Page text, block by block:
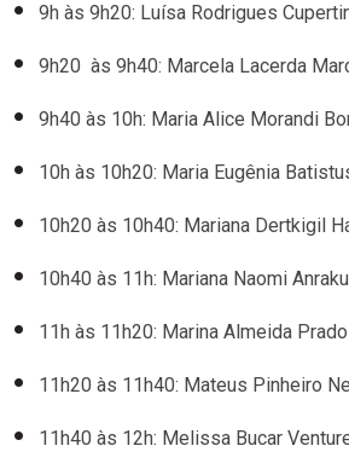
9h às 9h20: Luísa Rodrigues
9h20 às 9h40: Marcela Lacerda
9h40 às 10h: Maria Alice Morandi
10h às 10h20: Maria Eugênia
10h20 às 10h40: Mariana Dertkigil
10h40 às 11h: Mariana Naomi Anraku
11h às 11h20: Marina Almeida
11h20 às 11h40: Mateus Pinheiro
11h40 às 12h: Melissa Bucar